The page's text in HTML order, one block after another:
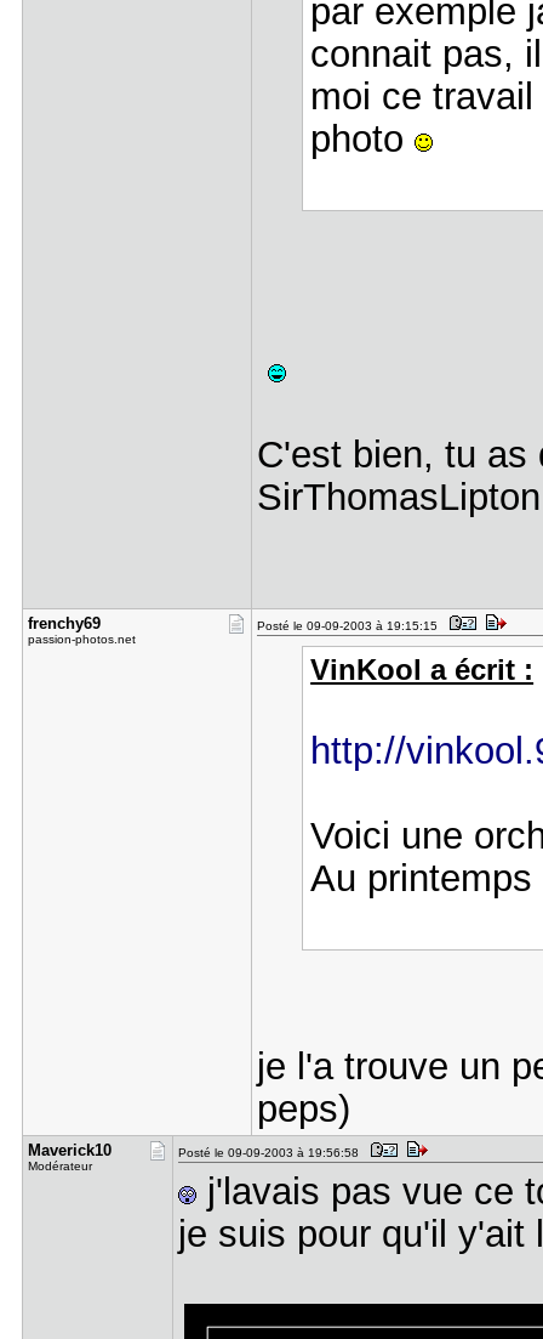
par exemple
connait pas,
moi ce
photo
C'est bien, tu as
frenchy69
passion-photos.net
Posté le 09-09-2003 à 19:15:15
VinKool a écrit :
http://
Voici une
Au
je l'a trouve un
peps)
Maverick10
Modérateur
Posté le 09-09-2003 à 19:56:58
j'lavais pas vue ce
je suis pour qu'il y'ait